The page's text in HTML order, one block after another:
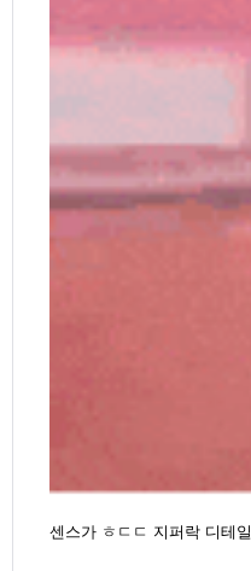
센스가 ㅎㄷㄷ 지퍼락 디테일